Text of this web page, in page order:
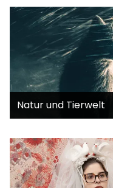
Natur und Tierwelt